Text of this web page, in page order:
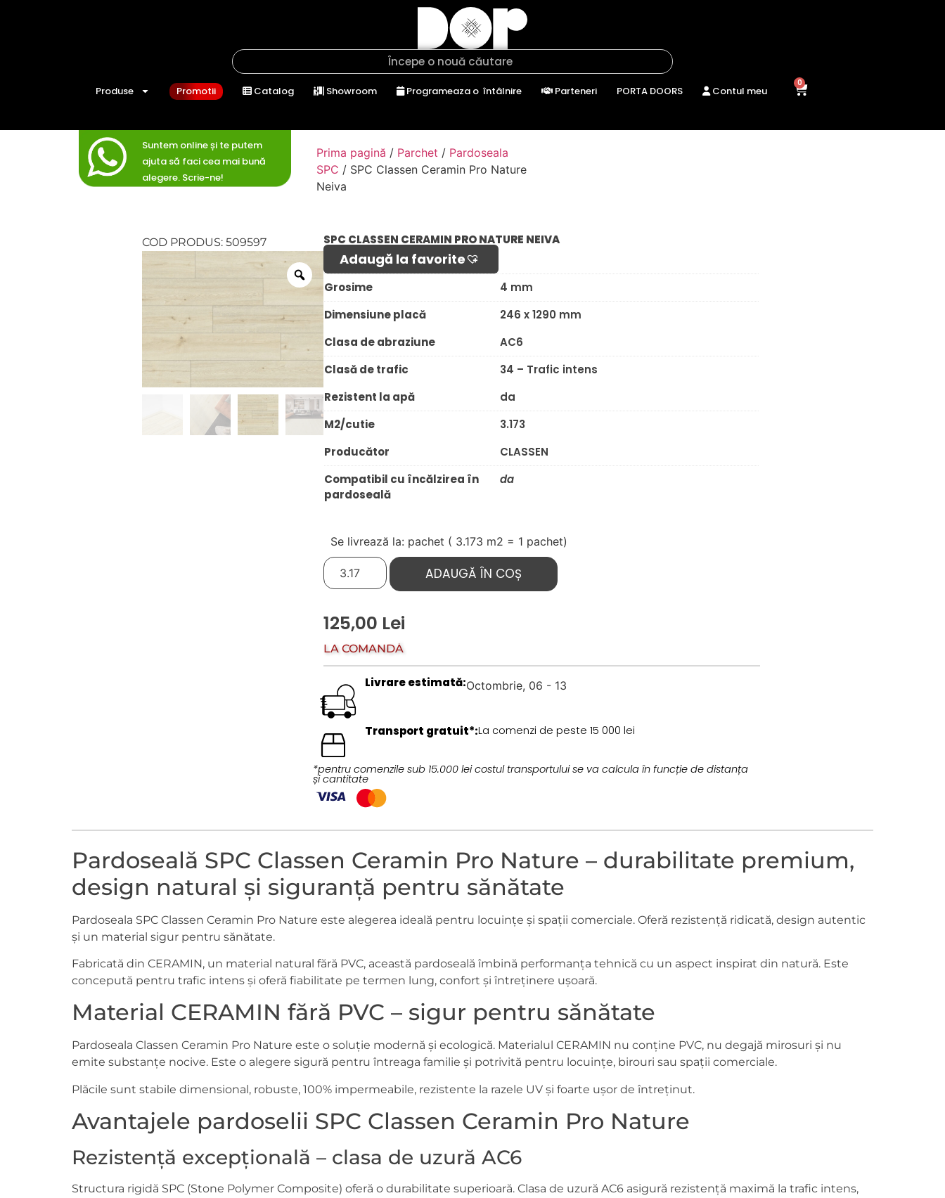
Produse Promotii Catalog Showroom Programeaza o întâlnire Parteneri PORTA DOORS Contul meu
0
Suntem online și te putem
ajuta să faci cea mai bună
alegere. Scrie-ne!
Prima pagină / Parchet / Pardoseala
SPC / SPC Classen Ceramin Pro Nature
Neiva
COD PRODUS: 509597 SPC CLASSEN CERAMIN PRO NATURE NEIVA
Adaugă la favorite​
Grosime
4 mm
Dimensiune placă
246 x 1290 mm
Clasa de abraziune
AC6
Clasă de trafic
34 – Trafic intens
Rezistent la apă
da
M2/cutie
3.173
Producător
CLASSEN
Compatibil cu încălzirea în
pardoseală
da
Se livrează la: pachet ( 3.173 m2 = 1 pachet)
ADAUGĂ ÎN COȘ
125,00 Lei
LA COMANDĂ
Livrare estimată:Octombrie, 06 - 13
Transport gratuit*:La comenzi de peste 15 000 lei
*pentru comenzile sub 15.000 lei costul transportului se va calcula în funcție de distanța
și cantitate
Pardoseală SPC Classen Ceramin Pro Nature – durabilitate premium,
design natural și siguranță pentru sănătate
Pardoseala SPC Classen Ceramin Pro Nature este alegerea ideală pentru locuințe și spații comerciale. Oferă rezistență ridicată, design autentic
și un material sigur pentru sănătate.
Fabricată din CERAMIN, un material natural fără PVC, această pardoseală îmbină performanța tehnică cu un aspect inspirat din natură. Este
concepută pentru trafic intens și oferă fiabilitate pe termen lung, confort și întreținere ușoară.
Material CERAMIN fără PVC – sigur pentru sănătate
Pardoseala Classen Ceramin Pro Nature este o soluție modernă și ecologică. Materialul CERAMIN nu conține PVC, nu degajă mirosuri și nu
emite substanțe nocive. Este o alegere sigură pentru întreaga familie și potrivită pentru locuințe, birouri sau spații comerciale.
Plăcile sunt stabile dimensional, robuste, 100% impermeabile, rezistente la razele UV și foarte ușor de întreținut.
Avantajele pardoselii SPC Classen Ceramin Pro Nature
Rezistență excepțională – clasa de uzură AC6
Structura rigidă SPC (Stone Polymer Composite) oferă o durabilitate superioară. Clasa de uzură AC6 asigură rezistență maximă la trafic intens,